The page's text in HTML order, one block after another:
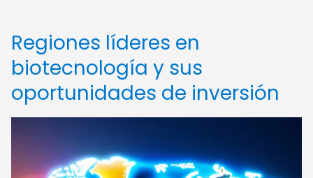
Regiones líderes en
biotecnología y sus
oportunidades de inversión